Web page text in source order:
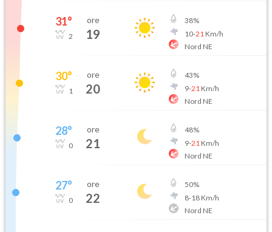
31°
2
ore
19
38%
10-21 Km/h
Nord NE
30°
1
ore
20
43%
9-21 Km/h
Nord NE
28°
0
ore
21
48%
9-21 Km/h
Nord NE
27°
0
ore
22
50%
8-18Km/h
Nord NE